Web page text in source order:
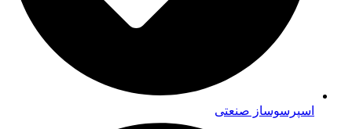
اسپرسوساز صنعتی